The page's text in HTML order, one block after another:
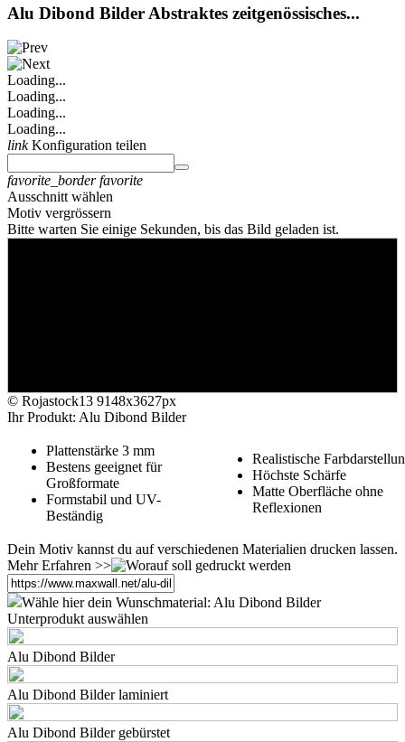
Alu Dibond Bilder Abstraktes zeitgenössisches...
Loading...
Loading...
Loading...
Loading...
linkKonfiguration teilen
favorite_border favorite
Ausschnitt wählen
Motiv vergrössern
Bitte warten Sie einige Sekunden, bis das Bild geladen ist.
© Rojastock13 9148x3627px
Ihr Produkt: Alu Dibond Bilder
Plattenstärke 3 mm
Bestens geeignet für
Großformate
Formstabil und UV-
Beständig
Realistische
Höchste Schärfe
Matte Oberfläche ohne
Reflexionen
Dein Motiv kannst du auf verschiedenen Materialien drucken lassen.
Mehr Erfahren >>
Wähle hier dein Wunschmaterial: Alu Dibond Bilder
Unterprodukt auswählen
Alu Dibond Bilder
Alu Dibond Bilder laminiert
Alu Dibond Bilder gebürstet